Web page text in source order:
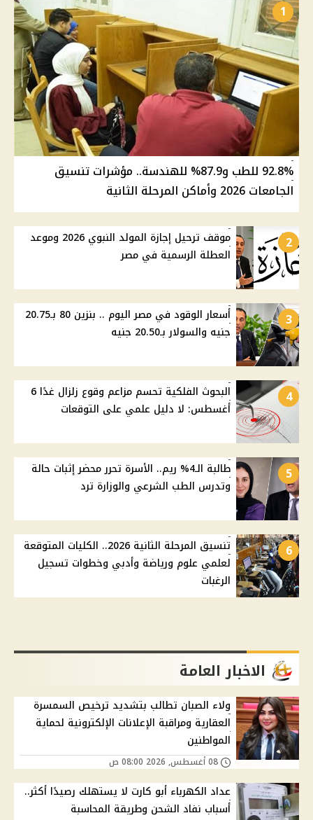
1
92.8% للطب و87.9% للهندسة.. مؤشرات تنسيق
الجامعات 2026 وأماكن المرحلة الثانية
2
موقف ترحيل إجازة المولد النبوي 2026 وموعد
العطلة الرسمية في مصر
3
أسعار الوقود في مصر اليوم .. بنزين 80 بـ20.75
جنيه والسولار بـ20.50 جنيه
4
البحوث الفلكية تحسم مزاعم وقوع زلزال غدًا 6
أغسطس: لا دليل علمي على التوقعات
5
طالبة الـ4% ريم.. الأسرة تحرر محضر إثبات حالة
وتدرس الطب الشرعي والوزارة ترد
6
تنسيق المرحلة الثانية 2026.. الكليات المتوقعة
لعلمي علوم ورياضة وأدبي وخطوات تسجيل
الرغبات
الاخبار العامة
ولاء الصبان تطالب بتشديد ترخيص السمسرة
العقارية ومراقبة الإعلانات الإلكترونية لحماية
المواطنين
عداد الكهرباء أبو كارت لا يستهلك رصيدًا أكثر..
أسباب نفاد الشحن وطريقة المحاسبة